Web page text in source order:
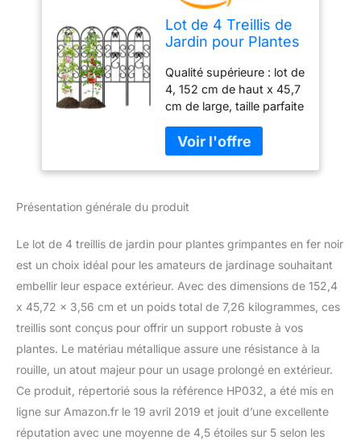
Lot de 4 Treillis de
Jardin pour Plantes
152X47cm
Résistants à la
Rouille en Fer Noir
pour Support de
Plantes en Pot,
Treillis en métal
pour Grimper Les
Les légumes
Qualité supérieure : lot de
4, 152 cm de haut x 45,7
cm de large, taille parfaite
treillis de jardin en fer noir
pour plantes grimpantes,
treillis de jardin en métal
appropriée pour les
le grand pot de
plantation, petits pots de
fleurs avec treillis qui
fonctionnent bien avec
vos jardinières sur les
bords de la terrasse et
les coins de lit de jardin
surélevés pour être treillis
en métal, treillis
décoratifs extérieur.
plantes grimpantes,
treillis haut pour grimper
Présentation générale du produit
Le lot de 4 treillis de jardin pour plantes grimpantes en fer noir
est un choix idéal pour les amateurs de jardinage souhaitant
embellir leur espace extérieur. Avec des dimensions de 152,4
x 45,72 x 3,56 cm et un poids total de 7,26 kilogrammes, ces
treillis sont conçus pour offrir un support robuste à vos
plantes. Le matériau métallique assure une résistance à la
rouille, un atout majeur pour un usage prolongé en extérieur.
Ce produit, répertorié sous la référence HP032, a été mis en
ligne sur Amazon.fr le 19 avril 2019 et jouit d’une excellente
réputation avec une moyenne de 4,5 étoiles sur 5 selon les